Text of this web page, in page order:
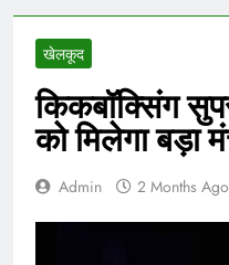
खेलकूद
किकबॉक्सिंग
को मिलेगा बड़ा
Admin 2 Months Ago